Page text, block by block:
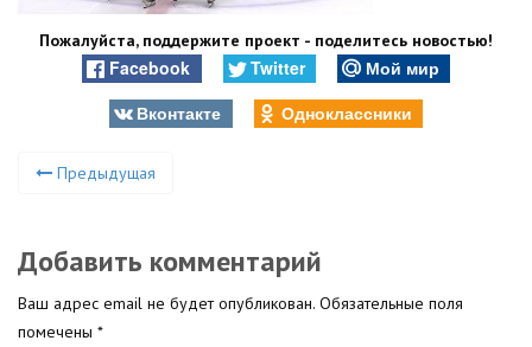
Пожалуйста, поддержите проект - поделитесь новостью!
Facebook Twitter
Мой мир
Вконтакте
Одноклассники
Предыдущая
Добавить комментарий
Ваш адрес email не будет опубликован. Обязательные поля
помечены *